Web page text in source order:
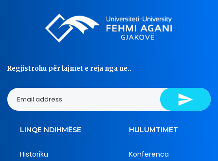
Regjistrohu për lajmet e reja nga ne..
LINQE NDIHMËSE
Historiku
HULUMTIMET
Konferenca